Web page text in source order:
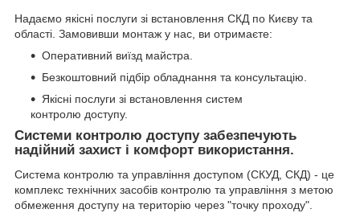
Надаємо якісні послуги зі встановлення СКД по Києву та
області. Замовивши монтаж у нас, ви отримаєте:
Оперативний виїзд майстра.
Безкоштовний підбір обладнання та консультацію.
Якісні послуги зі встановлення систем
контролю доступу.
Системи контролю доступу забезпечують
надійний захист і комфорт використання.
Система контролю та управління доступом (СКУД, СКД) - це
комплекс технічних засобів контролю та управління з метою
обмеження доступу на територію через "точку проходу".